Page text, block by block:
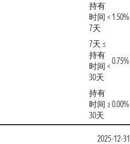
持有
时间 <
7天
1.50%
7天 ≤
持有
时间 <
30天
0.75%
持有
时间 ≥
30天
0.00%
2025-12-31